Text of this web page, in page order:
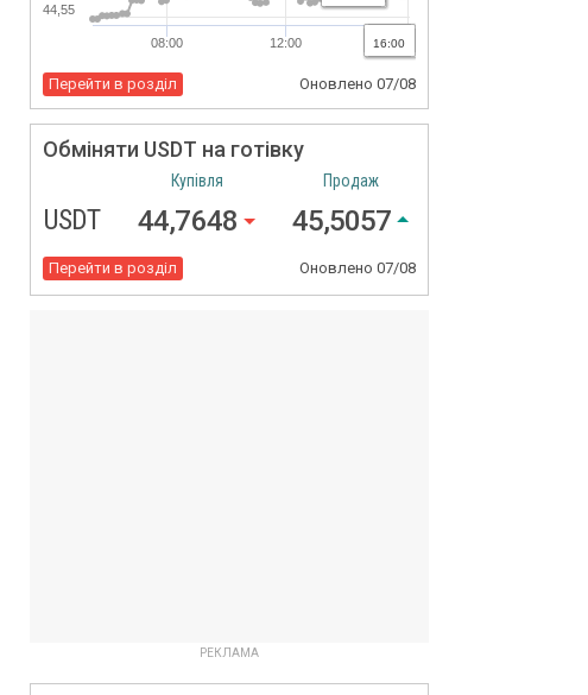
12:00
08:00 20:00
44,55
16:00
Перейти в розділ Оновлено 07/08
Обміняти USDT на готівку
Купівля Продаж
USDT 44,7648 45,5057
Перейти в розділ Оновлено 07/08